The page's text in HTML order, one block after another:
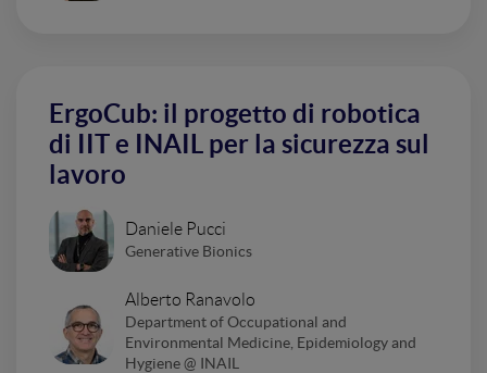
ErgoCub: il progetto di robotica
di IIT e INAIL per la sicurezza sul
lavoro
Daniele Pucci
Generative Bionics
Alberto Ranavolo
Department of Occupational and
Environmental Medicine, Epidemiology and
Hygiene @ INAIL